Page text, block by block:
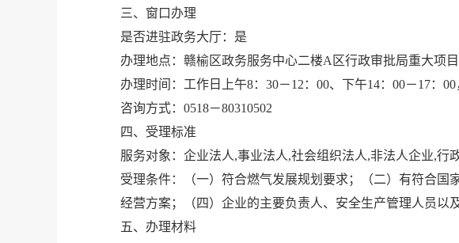
三、窗口办理
是否进驻政务大厅：是
办理地点：赣榆区政务服务中心二楼A区行政审批局重大项
办理时间：工作日上午8：30－12：00、下午14：00－17：
咨询方式：0518－80310502
四、受理标准
服务对象：企业法人,事业法人,社会组织法人,非法人企业,
受理条件：（一）符合燃气发展规划要求；（二）有符合
经营方案；（四）企业的主要负责人、安全生产管理人员以
五、办理材料